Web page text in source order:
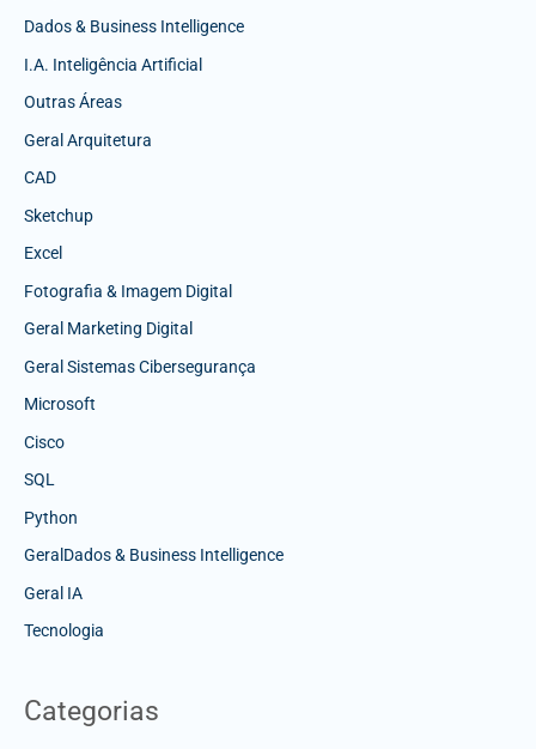
Dados & Business Intelligence
I.A. Inteligência Artificial
Outras Áreas
Geral Arquitetura
CAD
Sketchup
Excel
Fotografia & Imagem Digital
Geral Marketing Digital
Geral Sistemas Cibersegurança
Microsoft
Cisco
SQL
Python
GeralDados & Business Intelligence
Geral IA
Tecnologia
Categorias